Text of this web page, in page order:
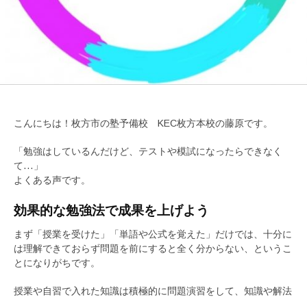
こんにちは！枚方市の塾予備校 KEC枚方本校の藤原です。
「勉強はしているんだけど、テストや模試になったらできなく
て…」
よくある声です。
効果的な勉強法で成果を上げよう
まず「授業を受けた」「単語や公式を覚えた」だけでは、十分に
は理解できておらず問題を前にすると全く分からない、というこ
とになりがちです。
授業や自習で入れた知識は積極的に問題演習をして、知識や解法